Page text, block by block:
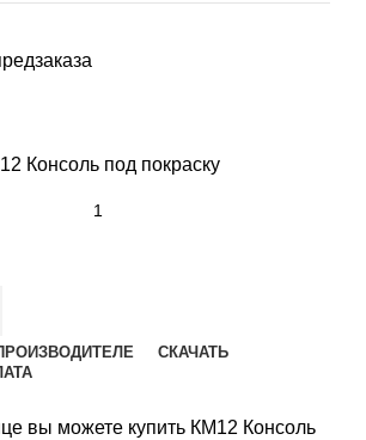
Консоль под покраску
СКАЧАТЬ
вы можете купить КМ12 Консоль